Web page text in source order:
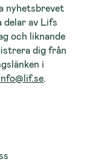
nyhetsbrevet
delar av Lifs
och liknande
dig från
i
.